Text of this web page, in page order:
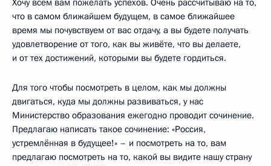
что в самом ближайшем будущем, в самое ближайшее
время мы почувствуем от вас отдачу, а вы будете получать
удовлетворение от того, как вы живёте, что вы делаете,
и от тех достижений, которыми вы будете гордиться.
Для того чтобы посмотреть в целом, как мы должны
двигаться, куда мы должны развиваться, у нас
Министерство образования ежегодно проводит сочинение.
Предлагаю написать такое сочинение: «Россия,
устремлённая в будущее!» – и посмотреть на то, вам
предлагаю посмотреть на то, какой вы видите нашу страну